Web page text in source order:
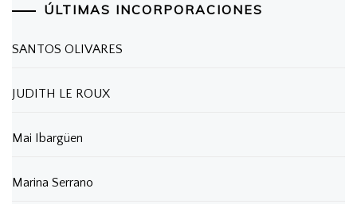
ÚLTIMAS INCORPORACIONES
SANTOS OLIVARES
JUDITH LE ROUX
Mai Ibargüen
Marina Serrano